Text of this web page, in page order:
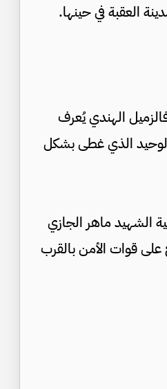
العقبة في حينها.
الهندي يُعرف
الوحيد الذي غطى بشكل
فقط من وقوع عملية الشهيد ماهر الجازي
على قوات الأمن بالقرب